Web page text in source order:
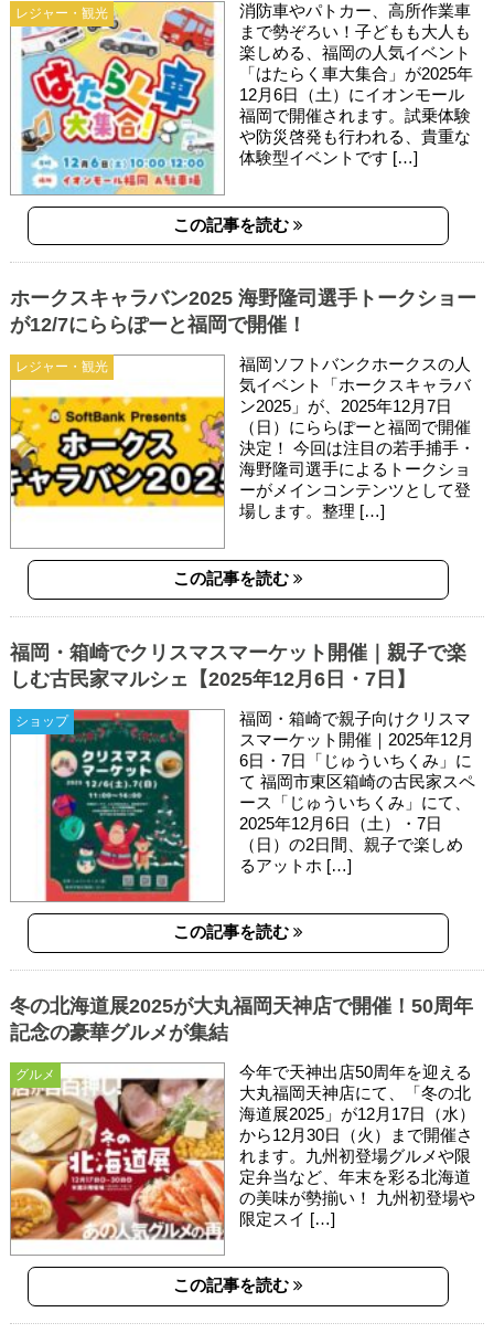
レジャー・観光
消防車やパトカー、高所作業車
まで勢ぞろい！子どもも大人も
楽しめる、福岡の人気イベント
「はたらく車大集合」が2025年
12月6日（土）にイオンモール
福岡で開催されます。試乗体験
や防災啓発も行われる、貴重な
体験型イベントです […]
この記事を読む
レジャー・観光
ホークスキャラバン2025 海野隆司選手トークショー
が12/7にららぽーと福岡で開催！
福岡ソフトバンクホークスの人
気イベント「ホークスキャラバ
ン2025」が、2025年12月7日
（日）にららぽーと福岡で開催
決定！ 今回は注目の若手捕手・
海野隆司選手によるトークショ
ーがメインコンテンツとして登
場します。整理 […]
この記事を読む
ショップ
福岡・箱崎でクリスマスマーケット開催｜親子で楽
しむ古民家マルシェ【2025年12月6日・7日】
福岡・箱崎で親子向けクリスマ
スマーケット開催｜2025年12月
6日・7日「じゅういちくみ」に
て 福岡市東区箱崎の古民家スペ
ース「じゅういちくみ」にて、
2025年12月6日（土）・7日
（日）の2日間、親子で楽しめ
るアットホ […]
この記事を読む
グルメ
冬の北海道展2025が大丸福岡天神店で開催！50周年
記念の豪華グルメが集結
今年で天神出店50周年を迎える
大丸福岡天神店にて、「冬の北
海道展2025」が12月17日（水）
から12月30日（火）まで開催さ
れます。九州初登場グルメや限
定弁当など、年末を彩る北海道
の美味が勢揃い！ 九州初登場や
限定スイ […]
この記事を読む